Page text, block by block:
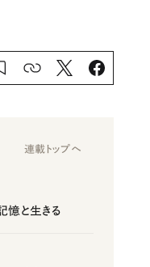
連載トップへ
と生きる